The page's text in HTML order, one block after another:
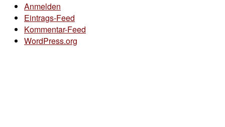
Anmelden
Eintrags-Feed
Kommentar-Feed
WordPress.org